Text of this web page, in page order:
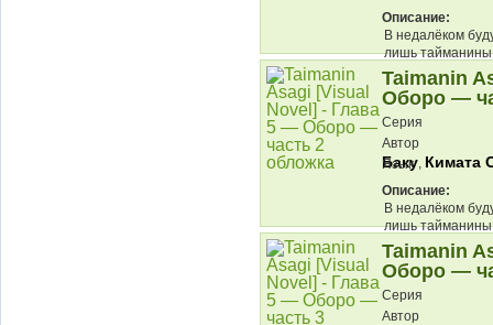
Описание:
В недалёком
лишь
противостоять
Taimanin
Оборо —
Серия
Автор
Баку, Кимата
Язык
Описание:
В недалёком
лишь
противостоять
Taimanin
Оборо —
Серия
Автор